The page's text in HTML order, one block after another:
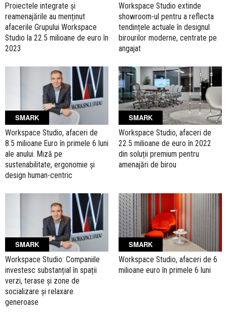
Proiectele integrate și
reamenajările au menținut
afacerile Grupului Workspace
Studio la 22.5 milioane de euro în
2023
Workspace Studio extinde
showroom-ul pentru a reflecta
tendințele actuale în designul
birourilor moderne, centrate pe
angajat
SMARK
Workspace Studio, afaceri de
8.5 milioane Euro în primele 6 luni
ale anului. Miză pe
sustenabilitate, ergonomie și
design human-centric
SMARK
Workspace Studio, afaceri de
22.5 milioane de euro în 2022
din soluții premium pentru
amenajări de birou
SMARK
Workspace Studio: Companiile
investesc substanțial în spații
verzi, terase și zone de
socializare și relaxare
generoase
SMARK
Workspace Studio, afaceri de 6
milioane euro în primele 6 luni